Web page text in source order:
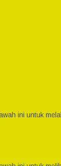
ini untuk